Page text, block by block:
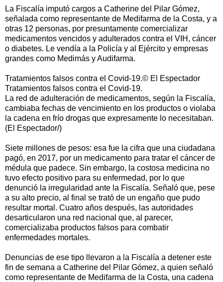
La Fiscalía imputó cargos a Catherine del Pilar Gómez,
señalada como representante de Medifarma de la Costa, y a
otras 12 personas, por presuntamente comercializar
medicamentos vencidos y adulterados contra el VIH, cáncer
o diabetes. Le vendía a la Policía y al Ejército y empresas
grandes como Medimás y Audifarma.
Tratamientos falsos contra el Covid-19.© El Espectador
Tratamientos falsos contra el Covid-19.
La red de adulteración de medicamentos, según la Fiscalía,
cambiaba fechas de vencimiento en los productos o violaba
la cadena en frío drogas que expresamente lo necesitaban.
(El Espectador/)
Siete millones de pesos: esa fue la cifra que una ciudadana
pagó, en 2017, por un medicamento para tratar el cáncer de
médula que padece. Sin embargo, la costosa medicina no
tuvo efecto positivo para su enfermedad, por lo que
denunció la irregularidad ante la Fiscalía. Señaló que, pese
a su alto precio, al final se trató de un engaño que pudo
resultar mortal. Cuatro años después, las autoridades
desarticularon una red nacional que, al parecer,
comercializaba productos falsos para combatir
enfermedades mortales.
Denuncias de ese tipo llevaron a la Fiscalía a detener este
fin de semana a Catherine del Pilar Gómez, a quien señaló
como representante de Medifarma de la Costa, una cadena